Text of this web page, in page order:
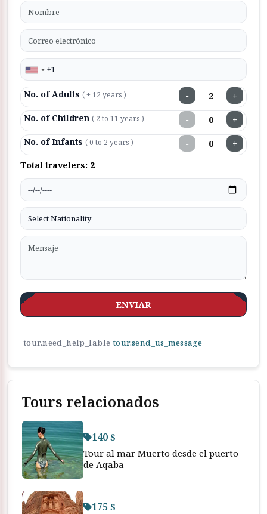
No. of Adults ( + 12 years ) − +
No. of Children ( 2 to 11 years ) − +
No. of Infants ( 0 to 2 years ) − +
Total travelers: 2
ENVIAR
tour.need_help_lable tour.send_us_message
Tours relacionados
140 $
Tour al mar Muerto desde el puerto
de Aqaba
175 $